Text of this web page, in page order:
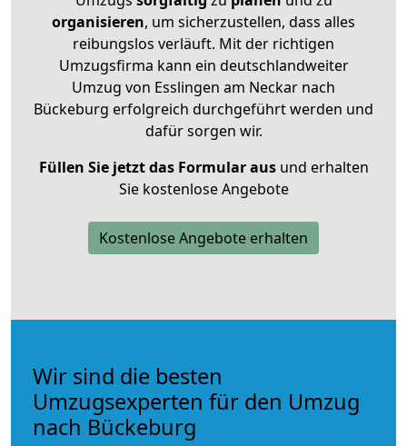
organisieren, um sicherzustellen, dass alles
reibungslos verläuft. Mit der richtigen
Umzugsfirma kann ein deutschlandweiter
Umzug von Esslingen am Neckar nach
Bückeburg erfolgreich durchgeführt werden und
dafür sorgen wir.
Füllen Sie jetzt das Formular ausund erhalten
Sie kostenlose Angebote
Kostenlose Angebote erhalten
Wir sind die besten
Umzugsexperten für den Umzug
nach Bückeburg